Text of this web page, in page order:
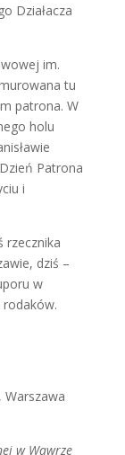
Działacza
im.
tu
patrona. W
holu
Patrona
i
rzecznika
dziś –
w
Warszawa
w Wawrze